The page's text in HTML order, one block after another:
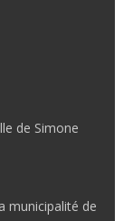
de Simone
municipalité de